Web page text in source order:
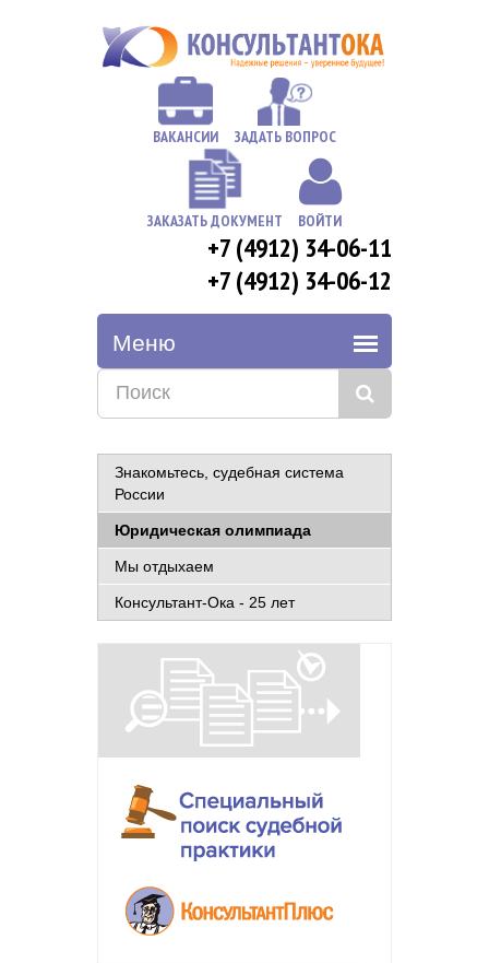
ВАКАНСИИ ЗАДАТЬ ВОПРОС
ЗАКАЗАТЬ ДОКУМЕНТ ВОЙТИ
+7 (4912) 34-06-11
+7 (4912) 34-06-12
Знакомьтесь, судебная система
России
Юридическая олимпиада
Мы отдыхаем
Консультант-Ока - 25 лет